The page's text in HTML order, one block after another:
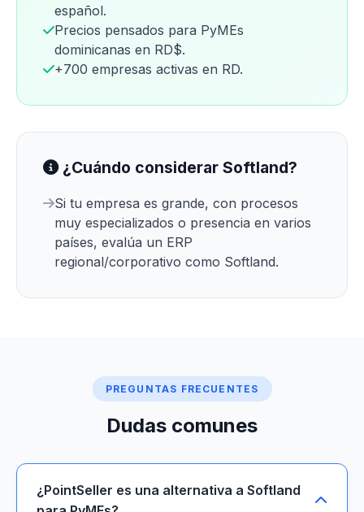
español.
Precios pensados para PyMEs
dominicanas en RD$.
+700 empresas activas en RD.
¿Cuándo considerar Softland?
Si tu empresa es grande, con procesos
muy especializados o presencia en varios
países, evalúa un ERP
regional/corporativo como Softland.
PREGUNTAS FRECUENTES
Dudas comunes
¿PointSeller es una alternativa a Softland